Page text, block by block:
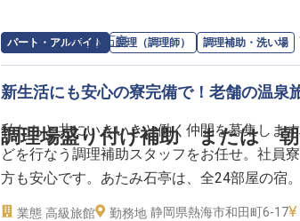
副業やダブルワークも歓迎しており、あなた
きます。未経験の方も丁寧に指導いたしますの
社会保険も完備しており、長期的に安心して
援します。
※2026年03月06日時点の情報です
パート・アルバイト 調理（調理師） 調理補助・洗い場
調理場盛り付け補助 または 朝
求人情報：あたみ石亭の 調理補助・洗い場/ パート
新生活にも安心の寮完備で！老舗の温泉
私たちと共にいきいきと働く仲間を募集しま
どを行なう調理補助スタッフをお任せ。社員
方も安心です。あたみ石亭は、全24部屋の宿
シウム泉質のかけ流し温泉が自慢です。でス
業態 高級旅館 勤務地 静岡県熱海市和田町6-17